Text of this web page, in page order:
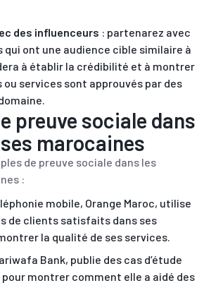
des influenceurs : partenarez avec
qui ont une audience cible similaire à
à établir la crédibilité et à montrer
ou services sont approuvés par des
preuve sociale dans
marocaines
de preuve sociale dans les
:
mobile, Orange Maroc, utilise
de clients satisfaits dans ses
la qualité de ses services.
Bank, publie des cas d’étude
pour montrer comment elle a aidé des